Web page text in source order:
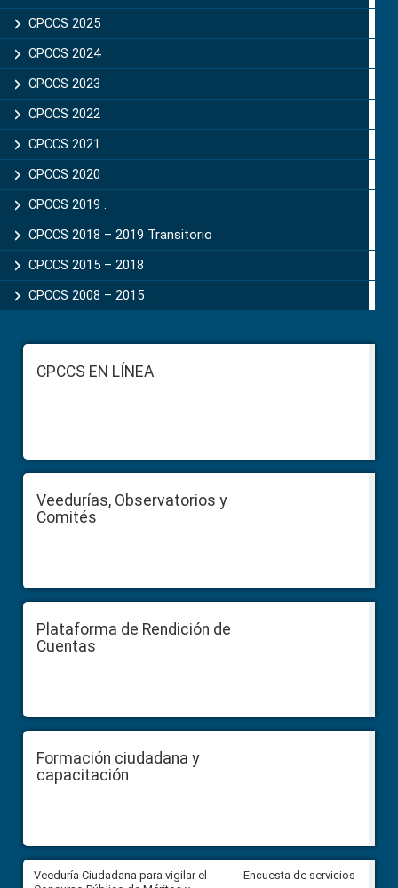
CPCCS 2025
CPCCS 2024
CPCCS 2023
CPCCS 2022
CPCCS 2021
CPCCS 2020
CPCCS 2019 .
CPCCS 2018 – 2019 Transitorio
CPCCS 2015 – 2018
CPCCS 2008 – 2015
FooterCPCCS EN LÍNEA
Veedurías, Observatorios y
Comités
Plataforma de Rendición de
Cuentas
Formación ciudadana y
capacitación
Veeduría Ciudadana para vigilar el
Veeduría Ciudadana para
Encuesta de servicios